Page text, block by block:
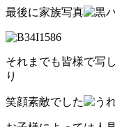
最後に家族写真
それまでも皆様で写
り
笑顔素敵でした